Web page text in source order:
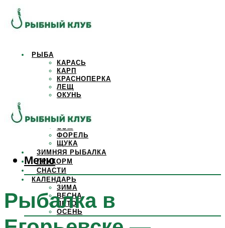
РЫБА
КАРАСЬ
КАРП
КРАСНОПЕРКА
ЛЕЩ
ОКУНЬ
САЗАН
СОМ
ФОРЕЛЬ
ЩУКА
ЗИМНЯЯ РЫБАЛКА
ПРИКОРМ
СНАСТИ
КАЛЕНДАРЬ
ЗИМА
ВЕСНА
ЛЕТО
ОСЕНЬ
Меню
Рыбалка в